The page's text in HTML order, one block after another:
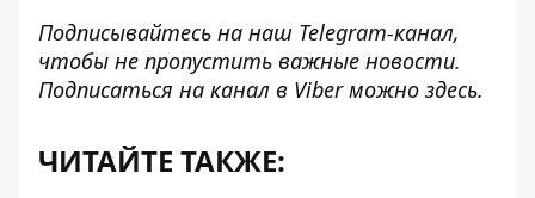
Подписывайтесь на наш Telegram-канал,
чтобы не пропустить важные новости.
Подписаться на канал в Viber можно здесь.
ЧИТАЙТЕ ТАКЖЕ: